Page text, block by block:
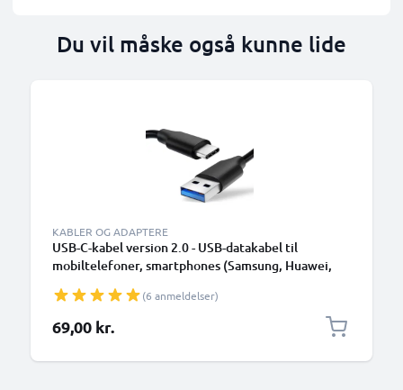
Du vil måske også kunne lide
KABLER OG ADAPTERE
USB-C-kabel version 2.0 - USB-datakabel til
mobiltelefoner, smartphones (Samsung, Huawei,
Sony, GoPro) og mange flere - 1,0m 3A-
opladerkabel med USB Type C-stik
(6 anmeldelser)
69,00 kr.